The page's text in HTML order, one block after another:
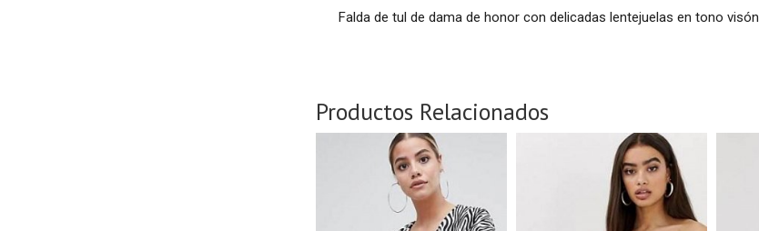
Falda de tul de dama de honor con delicadas lentejuelas en tono visón
Productos Relacionados